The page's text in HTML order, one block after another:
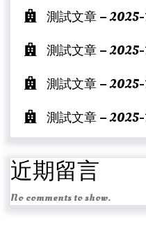
測試文章 –
測試文章 –
測試文章 –
測試文章 –
近期留言
No comments to show.